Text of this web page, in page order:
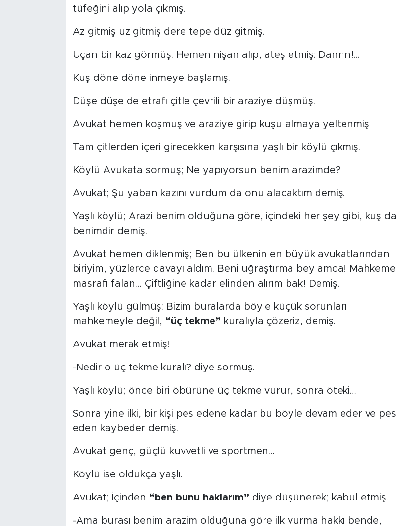
tüfeğini alıp yola çıkmış.
Az gitmiş uz gitmiş dere tepe düz gitmiş.
Uçan bir kaz görmüş. Hemen nişan alıp, ateş etmiş: Dannn!...
Kuş döne döne inmeye başlamış.
Düşe düşe de etrafı çitle çevrili bir araziye düşmüş.
Avukat hemen koşmuş ve araziye girip kuşu almaya yeltenmiş.
Tam çitlerden içeri girecekken karşısına yaşlı bir köylü çıkmış.
Köylü Avukata sormuş; Ne yapıyorsun benim arazimde?
Avukat; Şu yaban kazını vurdum da onu alacaktım demiş.
Yaşlı köylü; Arazi benim olduğuna göre, içindeki her şey gibi, kuş da
benimdir demiş.
Avukat hemen diklenmiş; Ben bu ülkenin en büyük avukatlarından
biriyim, yüzlerce davayı aldım. Beni uğraştırma bey amca! Mahkeme
masrafı falan… Çiftliğine kadar elinden alırım bak! Demiş.
Yaşlı köylü gülmüş: Bizim buralarda böyle küçük sorunları
mahkemeyle değil, “üç tekme” kuralıyla çözeriz, demiş.
Avukat merak etmiş!
-Nedir o üç tekme kuralı? diye sormuş.
Yaşlı köylü; önce biri öbürüne üç tekme vurur, sonra öteki…
Sonra yine ilki, bir kişi pes edene kadar bu böyle devam eder ve pes
eden kaybeder demiş.
Avukat genç, güçlü kuvvetli ve sportmen…
Köylü ise oldukça yaşlı.
Avukat; İçinden “ben bunu haklarım” diye düşünerek; kabul etmiş.
-Ama burası benim arazim olduğuna göre ilk vurma hakkı bende,